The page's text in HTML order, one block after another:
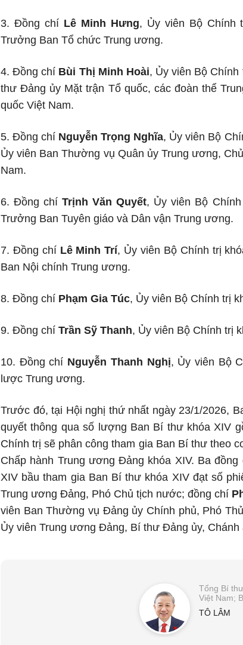
3. Đồng chí Lê Minh Hưng, Ủy viên Bộ Chính
Trưởng Ban Tổ chức Trung ương.
4. Đồng chí Bùi Thị Minh Hoài, Ủy viên Bộ Chính
thư Đảng ủy Mặt trận Tổ quốc, các đoàn thể
quốc Việt Nam.
5. Đồng chí Nguyễn Trọng Nghĩa, Ủy viên Bộ
Ủy viên Ban Thường vụ Quân ủy Trung ương,
Nam.
6. Đồng chíTrịnh Văn Quyết, Ủy viên Bộ
Trưởng Ban Tuyên giáo và Dân vận Trung ương.
7. Đồng chí Lê Minh Trí, Ủy viên Bộ Chính trị
Ban Nội chính Trung ương.
8. Đồng chí Phạm Gia Túc, Ủy viên Bộ Chính trị
9. Đồng chí Trần Sỹ Thanh, Ủy viên Bộ Chính trị
10. Đồng chí Nguyễn Thanh Nghị, Ủy viên Bộ
lược Trung ương.
Trước đó, tại Hội nghị thứ nhất ngày 23/1/2026,
quyết thông qua số lượng Ban Bí thư khóa XIV
Chính trị sẽ phân công tham gia Ban Bí thư theo
Chấp hành Trung ương Đảng khóa XIV. Ba
XIV bầu tham gia Ban Bí thư khóa XIV đạt số
Trung ương Đảng, Phó Chủ tịch nước; đồng chí
viên Ban Thường vụ Đảng ủy Chính phủ, Phó
Ủy viên Trung ương Đảng, Bí thư Đảng ủy, Chánh
Tổng Bí
Việt Nam;
TÔ LÂM